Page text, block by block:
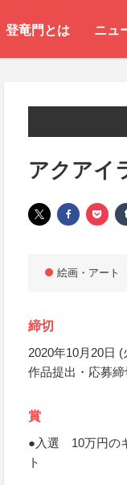
登竜門とは ニュ
アクアイ
絵画・アート
締切
2020年10月20日 (
作品提出・応募
賞
●入選 10万円の
ト